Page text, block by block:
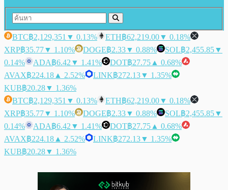
BTC฿2,129,351 ▼ 0.13% ETH฿62,219.00▼ 0.18%
XRP฿35.77▼ 1.10% DOGE฿2.33▼ 0.88% SOL฿2,455.85▼
0.14%
ADA฿6.42 ▼ 1.41% DOT฿27.75 ▲ 0.68%
AVAX฿224.18 ▲ 2.52% LINK฿272.13▼ 1.35%
KUB฿20.28▼ 1.36%
BTC฿2,129,351 ▼ 0.13% ETH฿62,219.00▼ 0.18%
XRP฿35.77▼ 1.10% DOGE฿2.33▼ 0.88% SOL฿2,455.85▼
0.14%
ADA฿6.42 ▼ 1.41% DOT฿27.75 ▲ 0.68%
AVAX฿224.18 ▲ 2.52% LINK฿272.13▼ 1.35%
KUB฿20.28▼ 1.36%